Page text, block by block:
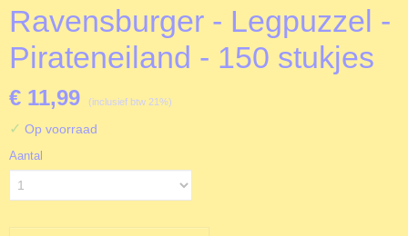
Ravensburger - Legpuzzel -
Pirateneiland - 150 stukjes
€ 11,99 (inclusief btw 21%)
✓ Op voorraad
Aantal